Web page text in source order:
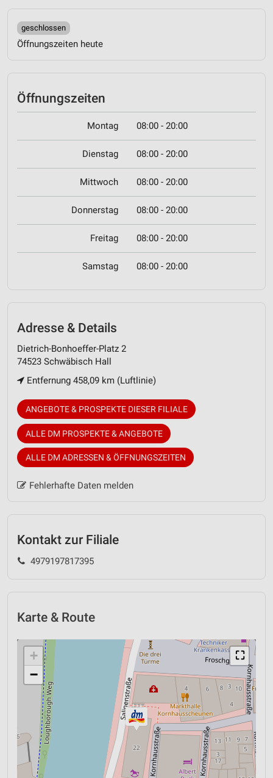
geschlossen
Öffnungszeiten heute
Öffnungszeiten
Montag 08:00 - 20:00
Dienstag 08:00 - 20:00
Mittwoch 08:00 - 20:00
Donnerstag 08:00 - 20:00
Freitag 08:00 - 20:00
Samstag 08:00 - 20:00
Adresse & Details
Dietrich-Bonhoeffer-Platz 2
74523 Schwäbisch Hall
Entfernung 458,09 km (Luftlinie)
ANGEBOTE & PROSPEKTE DIESER FILIALE
ALLE DM PROSPEKTE & ANGEBOTE
ALLE DM ADRESSEN & ÖFFNUNGSZEITEN
Fehlerhafte Daten melden
Kontakt zur Filiale
4979197817395
Karte & Route
⛶
+
−